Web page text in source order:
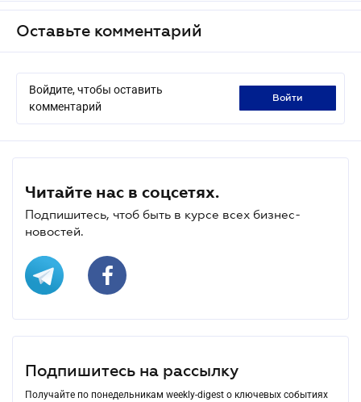
Оставьте комментарий
Войдите, чтобы оставить
комментарий
войти
Читайте нас в соцсетях.
Подпишитесь, чтоб быть в курсе всех бизнес-
новостей.
Подпишитесь на рассылку
Получайте по понедельникам weekly-digest о ключевых событиях